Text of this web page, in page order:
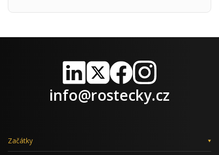
LinkedIn
X FacebookInstagram
info@rostecky.cz
Začátky